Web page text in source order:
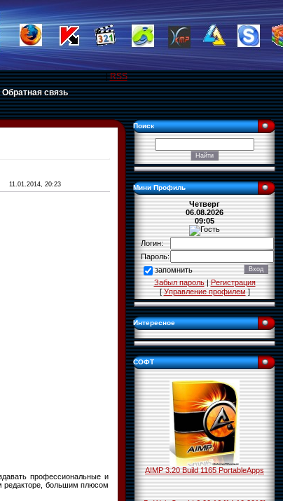
Обратная связь
|RSS
11.01.2014, 20:23
профессиональные и
редакторе, большим плюсом
Поиск
Мини Профиль
Четверг
06.08.2026
09:05
Логин:
Пароль:
запомнить
Забыл пароль|Регистрация
[Управление профилем]
Интересное
СОФТ
AIMP 3.20 Build 1165 PortableApps